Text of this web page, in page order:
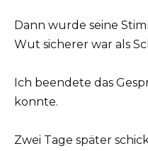
Dann wurde seine
Wut sicherer war als
Ich beendete das
konnte.
Zwei Tage später